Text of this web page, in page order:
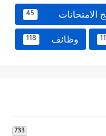
الامتحانات 45
وظائف 118
733